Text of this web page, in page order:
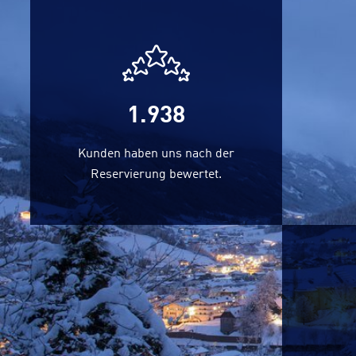
2.134
Kunden haben uns nach der
Reservierung bewertet.